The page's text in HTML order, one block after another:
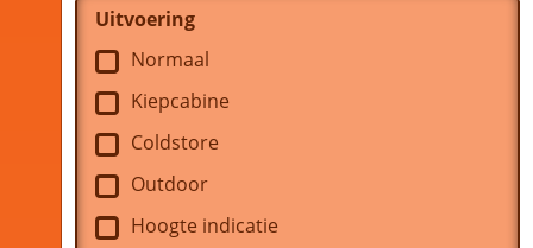
Uitvoering
Normaal
Kiepcabine
Coldstore
Outdoor
Hoogte indicatie